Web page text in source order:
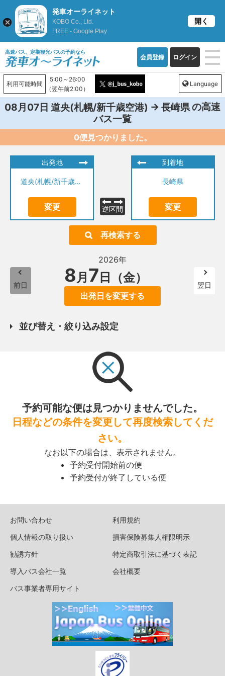
高速バス、定期観光バスの予約なら
会員登録 ログイン
利用可能時間
5:00～26:00
（翌午前2:00）
Language
08月07日 道央(札幌/新千歳空港) → 長崎県の高速
バス一覧
0便見つかりました。
出発地
道央(札幌/新千歳空港)
変更 逆区間
到着地
長崎県
変更
再検索する
前日
2026年
8月 7 日（金）
出発日を変更する
翌日
並び替え・絞り込み設定
予約可能な便は見つかりませんでした。
日程などの条件を変更して再度検索してくだ
さい。
なお以下の場合は、表示されません。
予約受付開始前の便
予約受付が終了している便
お問い合わせ
利用規約
個人情報の取り扱い
損害保険募集人権限明示
勧誘方針
特定商取引法に基づく表記
導入バス会社一覧
会社概要
バス事業者専用サイト
発車オーライネット
KOBO Co., Ltd.
FREE - Google Play
開く